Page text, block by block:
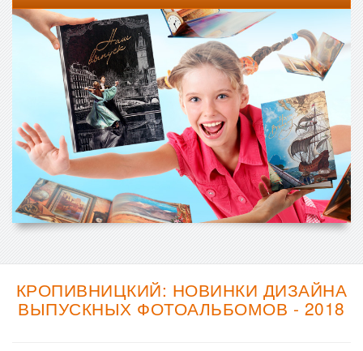
КРОПИВНИЦКИЙ: НОВИНКИ ДИЗАЙНА
ВЫПУСКНЫХ ФОТОАЛЬБОМОВ - 2018